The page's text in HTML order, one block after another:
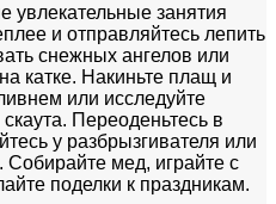
увлекательные занятия
и отправляйтесь лепить
снежных ангелов или
катке. Накиньте плащ и
или исследуйте
Переоденьтесь в
у разбрызгивателя или
Собирайте мед, играйте с
поделки к праздникам.